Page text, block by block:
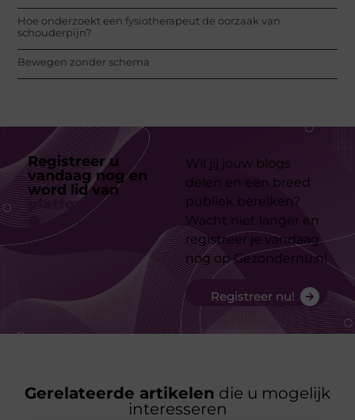
Hoe onderzoekt een fysiotherapeut de oorzaak van
schouderpijn?
Bewegen zonder schema
Registreer u
vandaag nog en
word lid van
platform
Wil jij jouw blogs
delen en een breed
publiek bereiken?
Wacht niet langer en
registreer je vandaag
nog op Gezondernu.nl
Registreer nu!
Gerelateerde artikelen die u mogelijk
interesseren